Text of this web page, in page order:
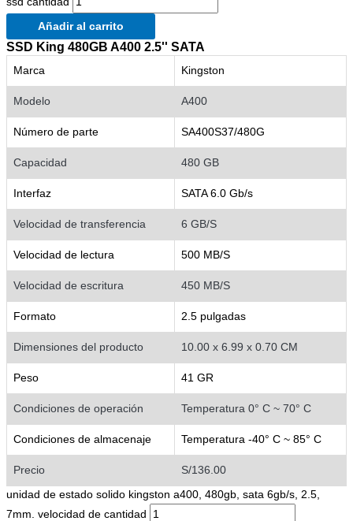
Añadir al carrito
SSD King 480GB A400 2.5'' SATA
Marca Kingston
Modelo A400
Número de parte SA400S37/480G
Capacidad 480 GB
Interfaz SATA 6.0 Gb/s
Velocidad de transferencia 6 GB/S
Velocidad de lectura 500 MB/S
Velocidad de escritura 450 MB/S
Formato 2.5 pulgadas
Dimensiones del producto 10.00 x 6.99 x 0.70 CM
Peso 41 GR
Condiciones de operación Temperatura 0° C ~ 70° C
Condiciones de almacenaje Temperatura -40° C ~ 85° C
Precio S/136.00
unidad de estado solido kingston a400, 480gb, sata 6gb/s, 2.5,
7mm. velocidad de cantidad